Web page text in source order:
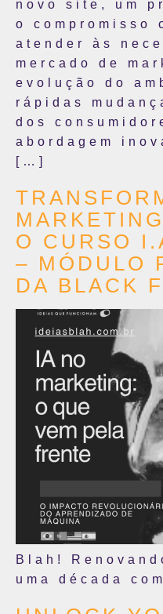
novo site, um
o compromisso
atender às
mercado de
evolução do
rápidas
dos
abordagem
[…]
O CURSO
– MÓDULO
DA BLACK
Blah!
uma década